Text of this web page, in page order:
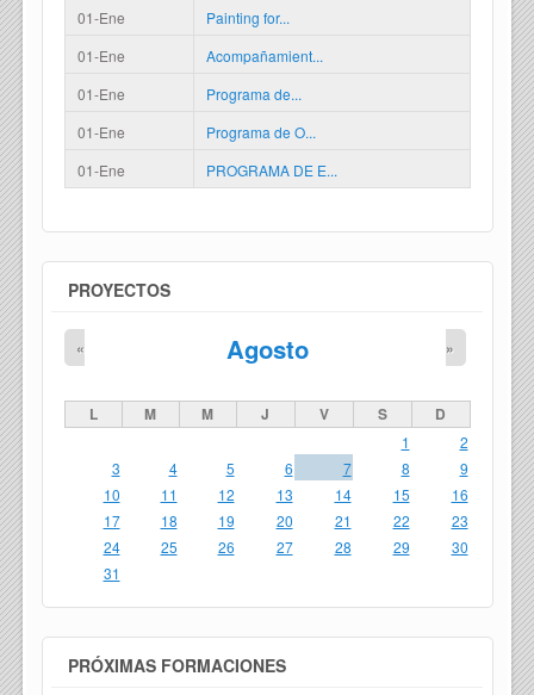
01-Ene
Painting for...
01-Ene
Acompañamient...
01-Ene
Programa de...
01-Ene
Programa de O...
01-Ene
PROGRAMA DE E...
PROYECTOS
Agosto
« »
L M M J V S D
1
2
3
4 5 6 7 8
9
10
11 12 13 14 15
16
17
18 19 20 21 22
23
24
25 26 27 28 29
30
31
PRÓXIMAS FORMACIONES